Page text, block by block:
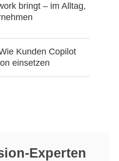
bringt – im Alltag,
Kunden Copilot
einsetzen
Experten